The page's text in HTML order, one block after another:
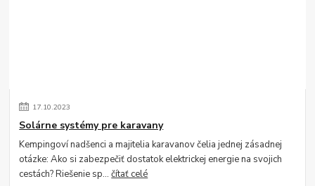
17.10.2023
Solárne systémy pre karavany
Kempingoví nadšenci a majitelia karavanov čelia jednej zásadnej
otázke: Ako si zabezpečiť dostatok elektrickej energie na svojich
cestách? Riešenie sp...čítať celé